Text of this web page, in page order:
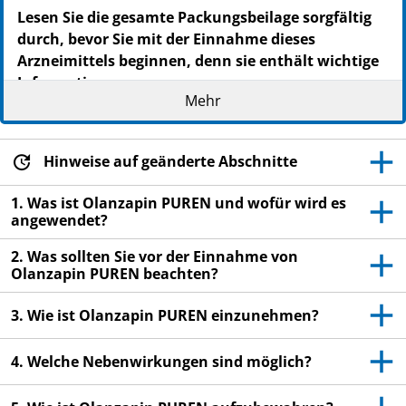
Lesen Sie die gesamte Packungsbeilage sorgfältig
durch, bevor Sie mit der Einnahme dieses
Arzneimittels beginnen, denn sie enthält wichtige
Informationen.
Heben Sie die Packungsbeilage auf. Vielleicht
möchten Sie diese später nochmals lesen.
Wenn Sie weitere Fragen haben, wenden Sie sich
Dieses Arzneimittel wurde Ihnen persönlich
verschrieben. Geben Sie es nicht an Dritte weiter.
Es kann anderen Menschen schaden, auch wenn
diese die gleichen Beschwerden haben wie Sie.
Wenn Sie Nebenwirkungen bemerken, wenden Sie
sich an Ihren Arzt oder Apotheker. Dies gilt auch
Packungsbeilage angegeben sind. Siehe Abschnitt
Mehr
Hinweise auf geänderte Abschnitte
1. Was ist Olanzapin PUREN und wofür wird es
angewendet?
2. Was sollten Sie vor der Einnahme von
Olanzapin PUREN beachten?
3. Wie ist Olanzapin PUREN einzunehmen?
4. Welche Nebenwirkungen sind möglich?